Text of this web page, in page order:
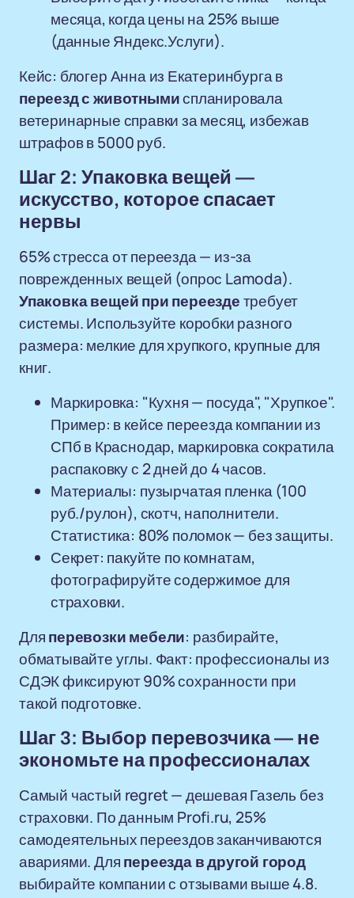
месяца, когда цены на 25% выше
(данные Яндекс.Услуги).
Кейс: блогер Анна из Екатеринбурга в
переезд с животнымиспланировала
ветеринарные справки за месяц, избежав
штрафов в 5000 руб.
Шаг 2: Упаковка вещей —
искусство, которое спасает
нервы
65% стресса от переезда — из-за
поврежденных вещей (опрос Lamoda).
Упаковка вещей при переездетребует
системы. Используйте коробки разного
размера: мелкие для хрупкого, крупные для
книг.
Маркировка: "Кухня — посуда", "Хрупкое".
Пример: в кейсе переезда компании из
СПб в Краснодар, маркировка сократила
распаковку с 2 дней до 4 часов.
Материалы: пузырчатая пленка (100
руб./рулон), скотч, наполнители.
Статистика: 80% поломок — без защиты.
Секрет: пакуйте по комнатам,
фотографируйте содержимое для
страховки.
Дляперевозки мебели: разбирайте,
обматывайте углы. Факт: профессионалы из
СДЭК фиксируют 90% сохранности при
такой подготовке.
Шаг 3: Выбор перевозчика — не
экономьте на профессионалах
Самый частый regret — дешевая Газель без
страховки. По данным Profi.ru, 25%
самодеятельных переездов заканчиваются
авариями. Дляпереезда в другой город
выбирайте компании с отзывами выше 4.8.